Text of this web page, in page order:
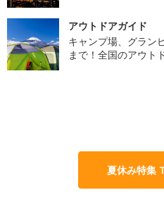
アウトドアガイド
キャンプ場、グラン
まで！全国のアウト
夏休み特集